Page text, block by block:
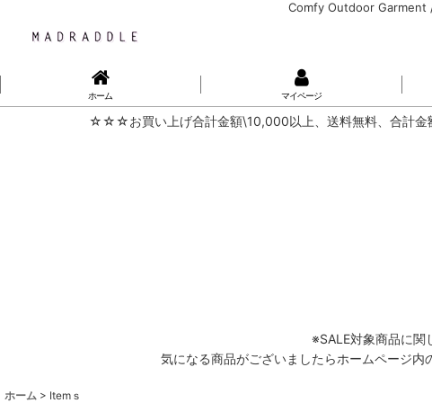
Comfy Outdoor Garment
ホーム マイページ
☆☆☆お買い上げ合計金額\10,000以上、送料無料、合計
※SALE対象商品に関
気になる商品がございましたらホームページ
ホーム > Itemｓ